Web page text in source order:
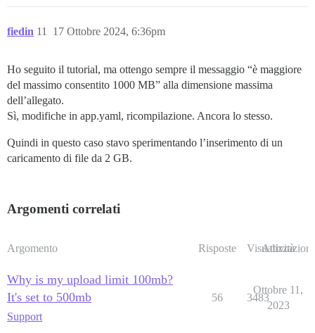
fiedin 17 Ottobre 2024, 6:36pm
11
Ho seguito il tutorial, ma ottengo sempre il messaggio “è maggiore
del massimo consentito 1000 MB” alla dimensione massima
dell’allegato.
Sì, modifiche in app.yaml, ricompilazione. Ancora lo stesso.
Quindi in questo caso stavo sperimentando l’inserimento di un
caricamento di file da 2 GB.
Argomenti correlati
Argomento Risposte Visualizzazioni
Attività
Why is my upload limit 100mb?
It's set to 500mb
Support
56 3483
Ottobre 11,
2023